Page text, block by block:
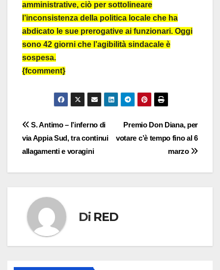
amministrative, ciò per sottolineare
l’inconsistenza della politica locale che ha
abdicato le sue prerogative ai funzionari. Oggi
sono 42 giorni che l’agibilità sindacale è
sospesa.
{fcomment}
Navigazione
articoli
Premio Don Diana, per
votare c’è tempo fino al 6
marzo
S. Antimo – l’inferno di
via Appia Sud, tra continui
allagamenti e voragini
Di RED